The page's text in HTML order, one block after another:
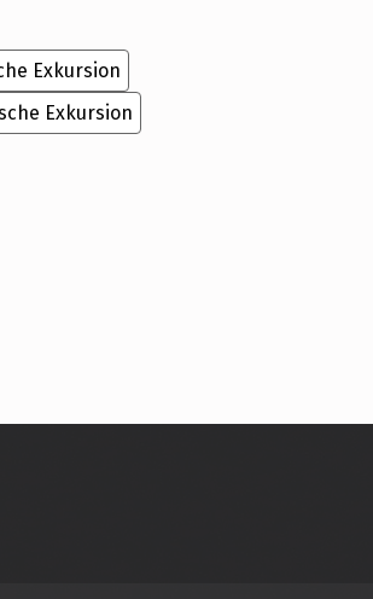
Exkursion
Exkursion